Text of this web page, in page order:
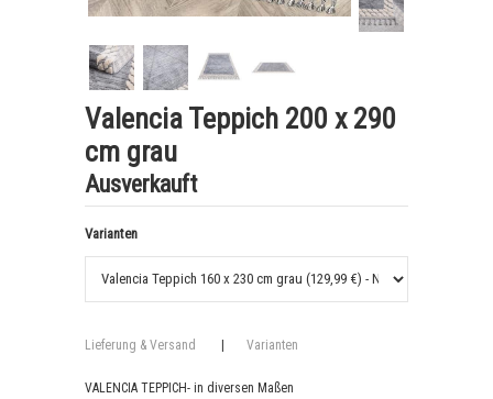
Valencia Teppich 200 x 290
cm grau
Ausverkauft
Varianten
Lieferung & Versand Varianten
VALENCIA TEPPICH- in diversen Maßen